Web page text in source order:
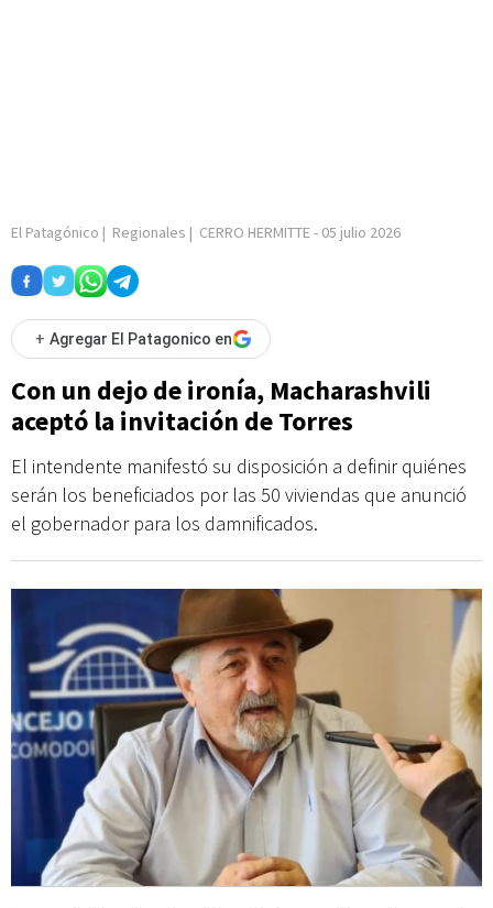
El Patagónico | Regionales | CERRO HERMITTE- 05 julio 2026
+ Agregar El Patagonico en
Con un dejo de ironía, Macharashvili
aceptó la invitación de Torres
El intendente manifestó su disposición a definir quiénes
serán los beneficiados por las 50 viviendas que anunció
el gobernador para los damnificados.